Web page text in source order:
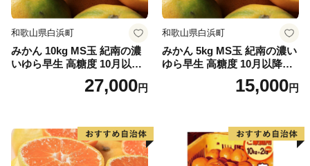
和歌山県白浜町
みかん 10kg MS玉 紀南の濃
いゆら早生 高糖度 10月以降
発送 マルチ被覆栽培27,000円
和歌山県白浜町
みかん 5kg MS玉 紀南の濃い
ゆら早生 高糖度 10月以降発
送 マルチ被覆栽培15,000円